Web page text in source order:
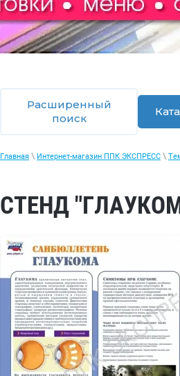
Расширенный
поиск
Главная \ Интернет-магазин ППК ЭКСПРЕСС \
СТЕНД